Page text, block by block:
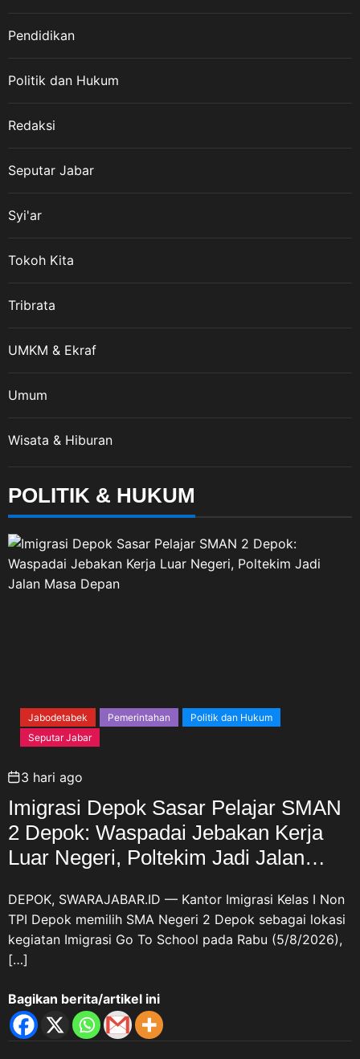
Pendidikan
Politik dan Hukum
Redaksi
Seputar Jabar
Syi'ar
Tokoh Kita
Tribrata
UMKM & Ekraf
Umum
Wisata & Hiburan
POLITIK & HUKUM
Jabodetabek Pemerintahan
Politik dan Hukum
Seputar Jabar
3 hari ago
Imigrasi Depok Sasar Pelajar SMAN
2 Depok: Waspadai Jebakan Kerja
Luar Negeri, Poltekim Jadi Jalan
DEPOK, SWARAJABAR.ID — Kantor Imigrasi Kelas I Non
TPI Depok memilih SMA Negeri 2 Depok sebagai lokasi
kegiatan Imigrasi Go To School pada Rabu (5/8/2026),
[…]
Bagikan berita/artikel ini